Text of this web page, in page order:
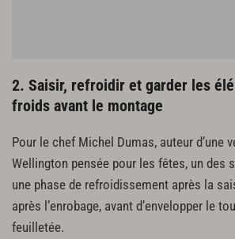
2. Saisir, refroidir et garder les
froids avant le montage
Pour le chef Michel Dumas, auteur d’une
Wellington pensée pour les fêtes, un des
une phase de refroidissement après la
après l’enrobage, avant d’envelopper le
feuilletée.